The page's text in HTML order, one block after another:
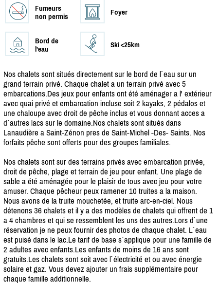
Fumeurs
non permis
Foyer
Bord de
l'eau
Ski <25km
Nos chalets sont situés directement sur le bord de l`eau sur un
grand terrain privé. Chaque chalet a un terrain privé avec 5
embarcations.Des jeux pour enfants ont été aménager a l' extérieur
avec quai privé et embarcation incluse soit 2 kayaks, 2 pédalos et
une chaloupe avec droit de pêche inclus et vous donnant acces a
d`autres lacs sur le domaine.Nos chalets sont situés dans
Lanaudière a Saint-Zénon pres de Saint-Michel -Des- Saints. Nos
forfaits pêche sont offerts pour des groupes familiales.
Nos chalets sont sur des terrains privés avec embarcation privée,
droit de pêche, plage et terrain de jeu pour enfant. Une plage de
sable a été aménagée pour le plaisir de tous avec jeu pour votre
amuser. Chaque pêcheur peux ramener 10 truites a la maison.
Nous avons de la truite mouchetée, et truite arc-en-ciel. Nous
détenons 36 chalets et il y a des modèles de chalets qui offrent de 1
a 4 chambres et qui se ressemblent les uns des autres.Lors d`une
réservation je ne peux fournir des photos de chaque chalet. L`eau
est puisé dans le lac.Le tarif de base s`applique pour une famille de
2 adultes avec enfants.Les enfants de moins de 16 ans sont
gratuits.Les chalets sont soit avec l`électricité et ou avec énergie
solaire et gaz. Vous devez ajouter un frais supplémentaire pour
chaque famille additionnelle.